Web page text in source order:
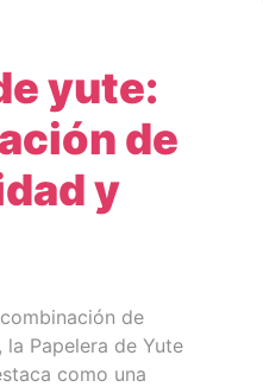
yute:
de
y
de
Papelera de Yute
como una